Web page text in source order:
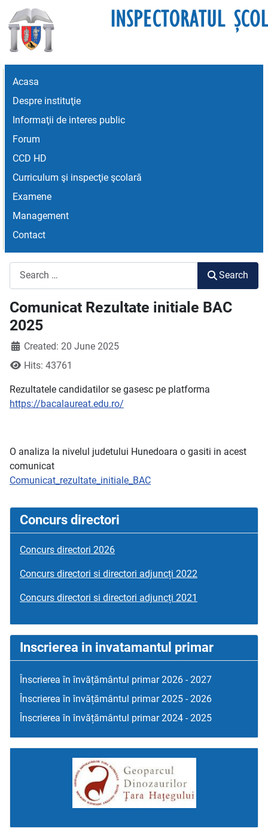
Acasa
Despre instituţie
Informaţii de interes public
Forum
CCD HD
Curriculum şi inspecţie şcolară
Examene
Management
Contact
Search
Comunicat Rezultate initiale BAC
2025
Created: 20 June 2025
Hits: 43761
Rezultatele candidatilor se gasesc pe platforma
https://bacalaureat.edu.ro/
O analiza la nivelul judetului Hunedoara o gasiti in acest
comunicat
Comunicat_rezultate_initiale_BAC
Concurs directori
Concurs directori 2026
Concurs directori si directori adjuncți 2022
Concurs directori si directori adjuncți 2021
Inscrierea in invatamantul primar
Înscrierea în învățământul primar 2026 - 2027
Înscrierea în învățământul primar 2025 - 2026
Înscrierea în învățământul primar 2024 - 2025